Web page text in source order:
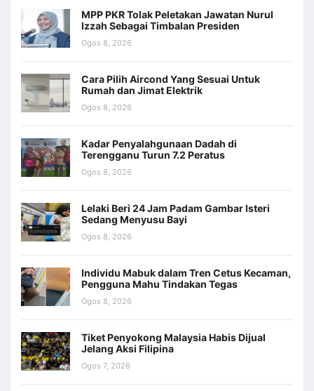
MPP PKR Tolak Peletakan Jawatan Nurul
Izzah Sebagai Timbalan Presiden
Ogos 8, 2026
Cara Pilih Aircond Yang Sesuai Untuk
Rumah dan Jimat Elektrik
Ogos 8, 2026
Kadar Penyalahgunaan Dadah di
Terengganu Turun 7.2 Peratus
Ogos 8, 2026
Lelaki Beri 24 Jam Padam Gambar Isteri
Sedang Menyusu Bayi
Ogos 8, 2026
Individu Mabuk dalam Tren Cetus Kecaman,
Pengguna Mahu Tindakan Tegas
Ogos 8, 2026
Tiket Penyokong Malaysia Habis Dijual
Jelang Aksi Filipina
Ogos 7, 2026